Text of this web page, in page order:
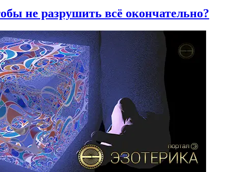
не разрушить всё окончательно?